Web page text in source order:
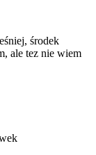
środek
ale tez nie wiem